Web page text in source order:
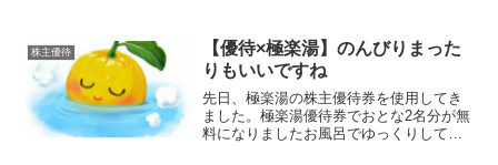
複雑！しかも1,000株以上保有している株
主には、使える...
株主優待
【優待×極楽湯】のんびりまった
りもいいですね
先日、極楽湯の株主優待券を使用してき
ました。極楽湯優待券でおとな2名分が無
料になりましたお風呂でゆっくりしてか